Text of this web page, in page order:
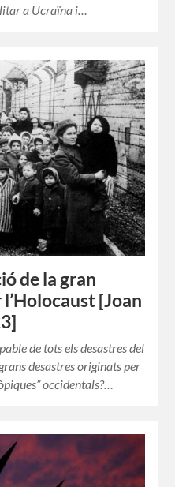
a Ucraïna i…
de la gran
[Joan
de tots els desastres del
desastres originats per
occidentals?…